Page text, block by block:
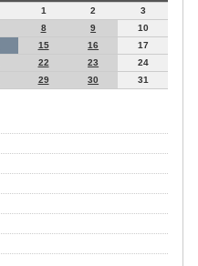
1 2
3
8 9
10
15 16
17
22 23
24
29 30 31